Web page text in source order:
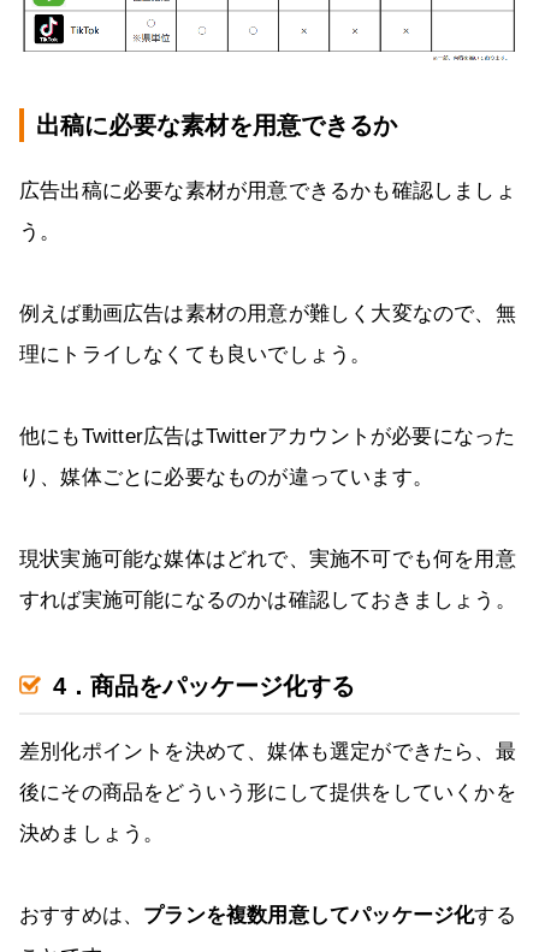
出稿に必要な素材を用意できるか
広告出稿に必要な素材が用意できるかも確認しましょ
う。
例えば動画広告は素材の用意が難しく大変なので、無
理にトライしなくても良いでしょう。
他にもTwitter広告はTwitterアカウントが必要になった
り、媒体ごとに必要なものが違っています。
現状実施可能な媒体はどれで、実施不可でも何を用意
すれば実施可能になるのかは確認しておきましょう。
4．商品をパッケージ化する
差別化ポイントを決めて、媒体も選定ができたら、最
後にその商品をどういう形にして提供をしていくかを
決めましょう。
おすすめは、 プランを複数用意してパッケージ化する